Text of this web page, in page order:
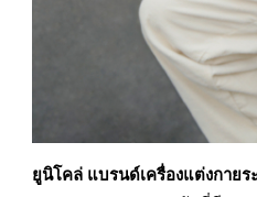
ยูนิโคล่ แบรนด์เครื่องแต่งกายร